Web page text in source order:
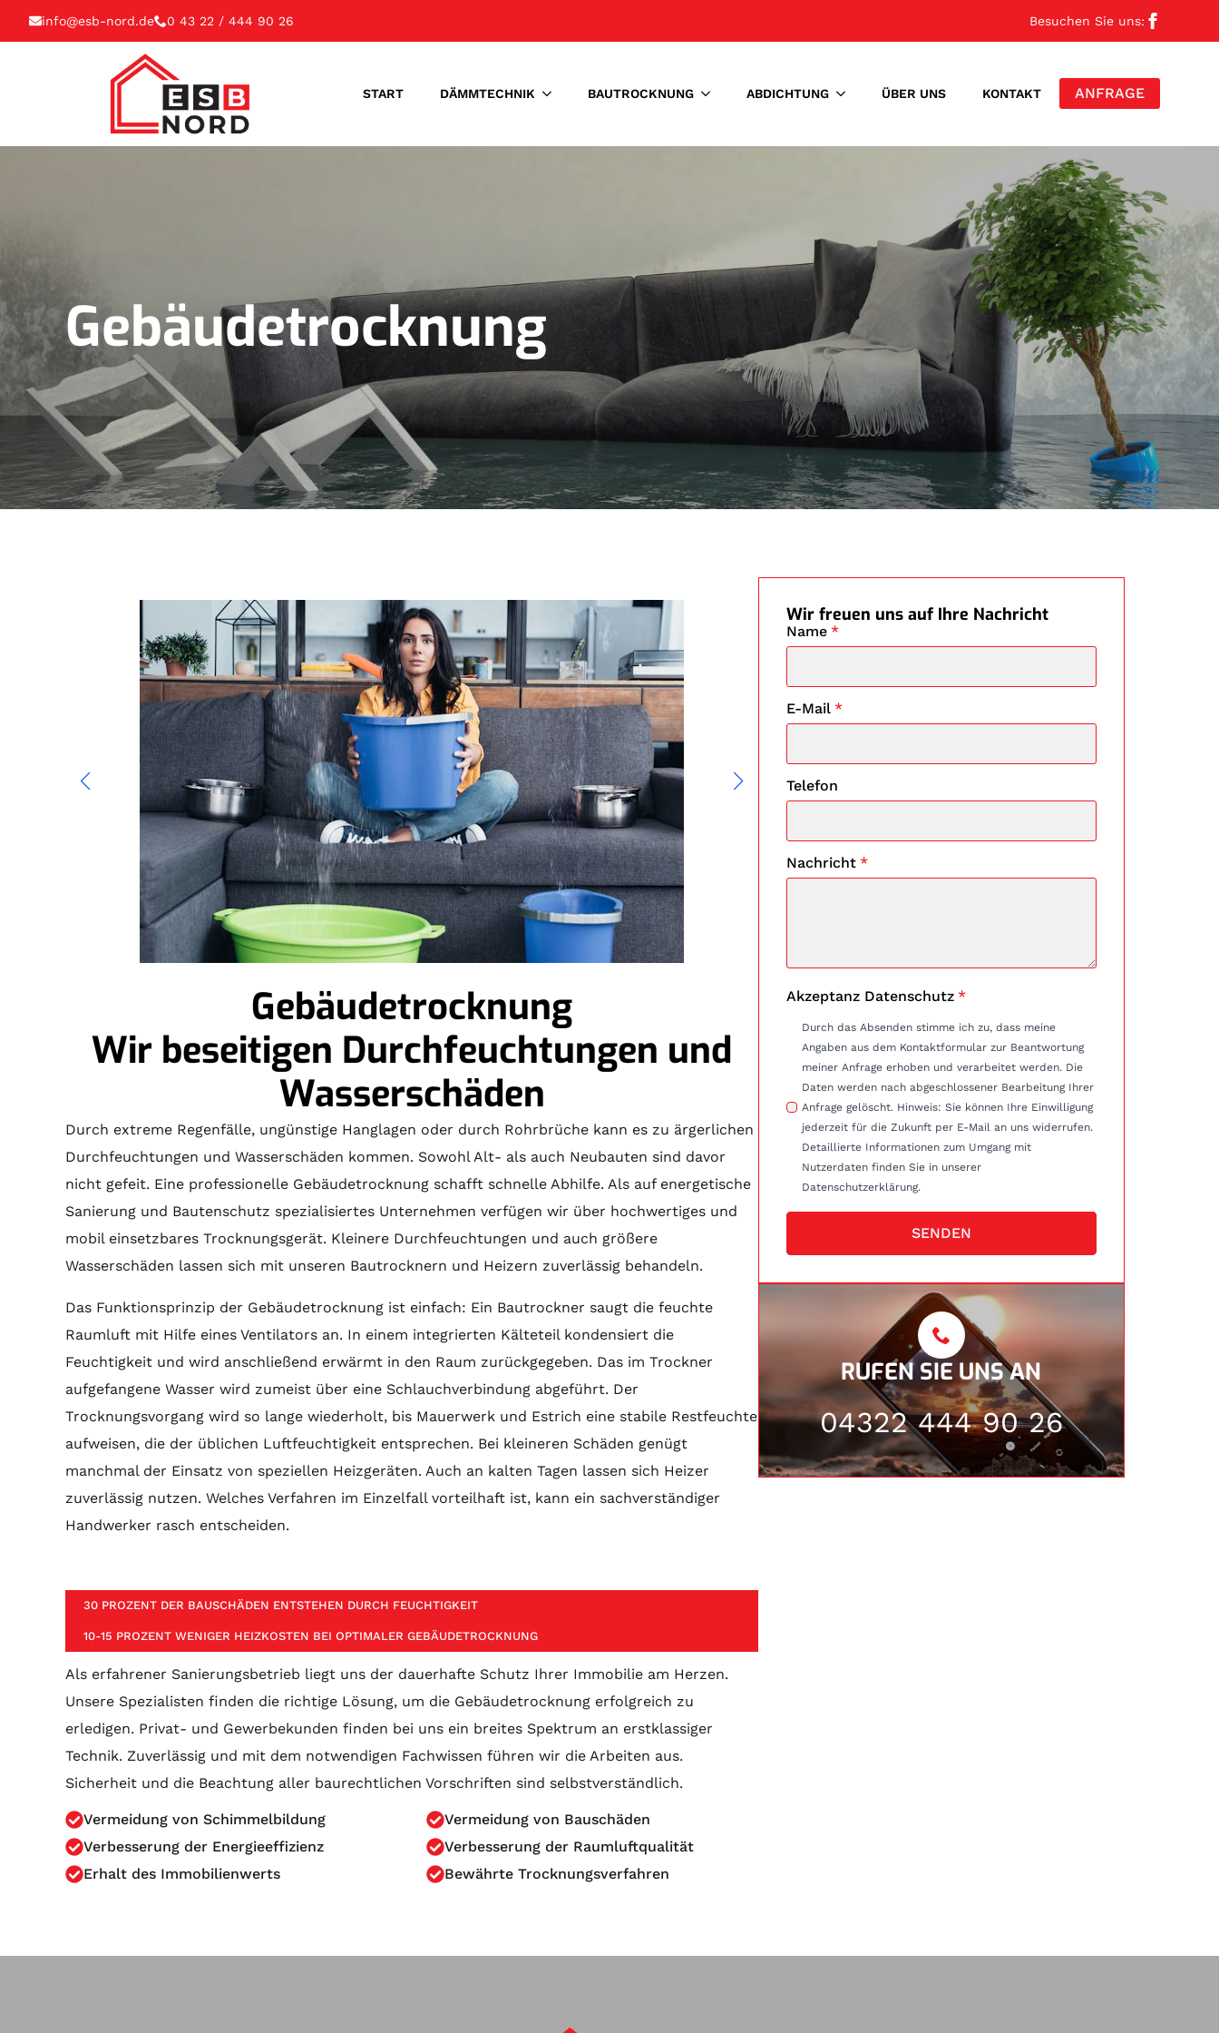
info@esb-nord.de 0 43 22 / 444 90 26 Besuchen Sie uns:
START DÄMMTECHNIK BAUTROCKNUNG ABDICHTUNG ÜBER UNS KONTAKT ANFRAGE
Gebäudetrocknung
Gebäudetrocknung
Wir beseitigen Durchfeuchtungen und
Wasserschäden
Durch extreme Regenfälle, ungünstige Hanglagen oder durch Rohrbrüche kann es zu ärgerlichen
Durchfeuchtungen und Wasserschäden kommen. Sowohl Alt- als auch Neubauten sind davor
nicht gefeit. Eine professionelle Gebäudetrocknung schafft schnelle Abhilfe. Als auf energetische
Sanierung und Bautenschutz spezialisiertes Unternehmen verfügen wir über hochwertiges und
mobil einsetzbares Trocknungsgerät. Kleinere Durchfeuchtungen und auch größere
Wasserschäden lassen sich mit unseren Bautrocknern und Heizern zuverlässig behandeln.
Das Funktionsprinzip der Gebäudetrocknung ist einfach: Ein Bautrockner saugt die feuchte
Raumluft mit Hilfe eines Ventilators an. In einem integrierten Kälteteil kondensiert die
Feuchtigkeit und wird anschließend erwärmt in den Raum zurückgegeben. Das im Trockner
aufgefangene Wasser wird zumeist über eine Schlauchverbindung abgeführt. Der
Trocknungsvorgang wird so lange wiederholt, bis Mauerwerk und Estrich eine stabile Restfeuchte
aufweisen, die der üblichen Luftfeuchtigkeit entsprechen. Bei kleineren Schäden genügt
manchmal der Einsatz von speziellen Heizgeräten. Auch an kalten Tagen lassen sich Heizer
zuverlässig nutzen. Welches Verfahren im Einzelfall vorteilhaft ist, kann ein sachverständiger
Handwerker rasch entscheiden.
30 PROZENT DER BAUSCHÄDEN ENTSTEHEN DURCH FEUCHTIGKEIT
10-15 PROZENT WENIGER HEIZKOSTEN BEI OPTIMALER GEBÄUDETROCKNUNG
Als erfahrener Sanierungsbetrieb liegt uns der dauerhafte Schutz Ihrer Immobilie am Herzen.
Unsere Spezialisten finden die richtige Lösung, um die Gebäudetrocknung erfolgreich zu
erledigen. Privat- und Gewerbekunden finden bei uns ein breites Spektrum an erstklassiger
Technik. Zuverlässig und mit dem notwendigen Fachwissen führen wir die Arbeiten aus.
Sicherheit und die Beachtung aller baurechtlichen Vorschriften sind selbstverständlich.
Vermeidung von Schimmelbildung
Verbesserung der Energieeffizienz
Erhalt des Immobilienwerts
Vermeidung von Bauschäden
Verbesserung der Raumluftqualität
Bewährte Trocknungsverfahren
Wir freuen uns auf Ihre Nachricht
Name *
E-Mail *
Telefon
Nachricht *
Akzeptanz Datenschutz *
Durch das Absenden stimme ich zu, dass meine
Angaben aus dem Kontaktformular zur Beantwortung
meiner Anfrage erhoben und verarbeitet werden. Die
Daten werden nach abgeschlossener Bearbeitung Ihrer
Anfrage gelöscht. Hinweis: Sie können Ihre Einwilligung
jederzeit für die Zukunft per E-Mail an uns widerrufen.
Detaillierte Informationen zum Umgang mit
Nutzerdaten finden Sie in unserer
Datenschutzerklärung.
SENDEN
RUFEN SIE UNS AN
04322 444 90 26